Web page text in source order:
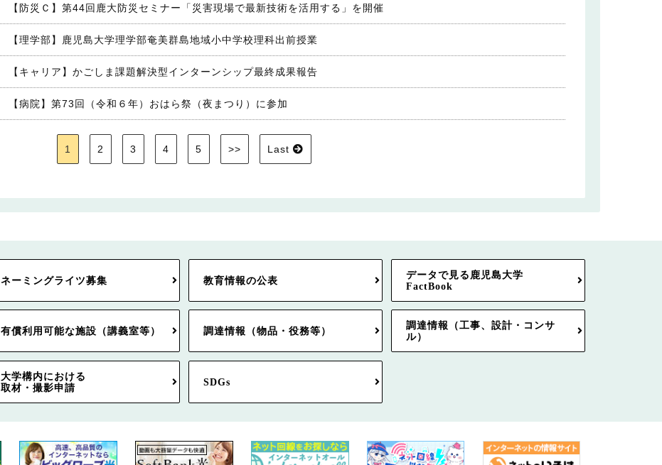
【防災Ｃ】第44回鹿大防災セミナー「災害現場で最新技術を活用する」を開催
【理学部】鹿児島大学理学部奄美群島地域小中学校理科出前授業
【キャリア】かごしま課題解決型インターンシップ最終成果報告
【病院】第73回（令和６年）おはら祭（夜まつり）に参加
1 2 3 4 5 >> Last
ネーミングライツ募集 教育情報の公表
データで見る鹿児島大学
FactBook
有償利用可能な施設（講義室等） 調達情報（物品・役務等）
調達情報（工事、設計・コンサ
ル）
大学構内における
取材・撮影申請
SDGs